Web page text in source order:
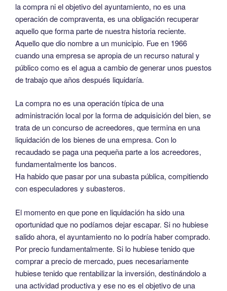
la compra ni el objetivo del ayuntamiento, no es una
operación de compraventa, es una obligación recuperar
aquello que forma parte de nuestra historia reciente.
Aquello que dio nombre a un municipio. Fue en 1966
cuando una empresa se apropia de un recurso natural y
público como es el agua a cambio de generar unos puestos
de trabajo que años después liquidaría.
La compra no es una operación típica de una
administración local por la forma de adquisición del bien, se
trata de un concurso de acreedores, que termina en una
liquidación de los bienes de una empresa. Con lo
recaudado se paga una pequeña parte a los acreedores,
fundamentalmente los bancos.
Ha habido que pasar por una subasta pública, compitiendo
con especuladores y subasteros.
El momento en que pone en liquidación ha sido una
oportunidad que no podíamos dejar escapar. Si no hubiese
salido ahora, el ayuntamiento no lo podría haber comprado.
Por precio fundamentalmente. Si lo hubiese tenido que
comprar a precio de mercado, pues necesariamente
hubiese tenido que rentabilizar la inversión, destinándolo a
una actividad productiva y ese no es el objetivo de una